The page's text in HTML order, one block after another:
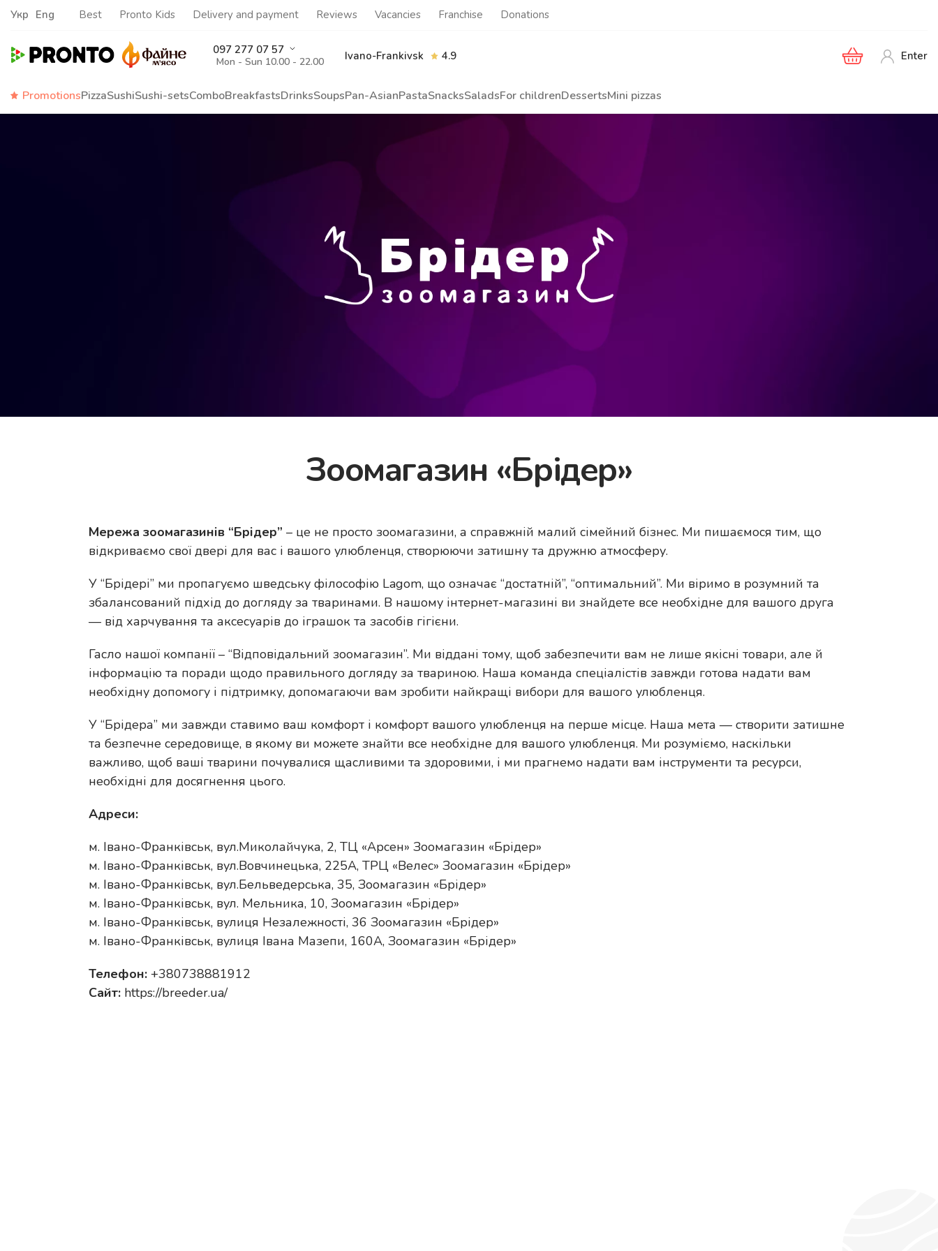
Укр Eng Best Pronto Kids Delivery and payment Reviews Vacancies Franchise Donations
097 277 07 57
Mon - Sun 10.00 - 22.00 Ivano-Frankivsk 4.9 Enter
PromotionsPizzaSushiSushi-setsComboBreakfastsDrinksSoupsPan-AsianPastaSnacksSaladsFor childrenDessertsMini pizzas
Зоомагазин «Брідер»
Мережа зоомагазинів “Брідер” – це не просто зоомагазини, а справжній малий сімейний бізнес. Ми пишаємося тим, що
відкриваємо свої двері для вас і вашого улюбленця, створюючи затишну та дружню атмосферу.
У “Брідері” ми пропагуємо шведську філософію Lagom, що означає “достатній”, “оптимальний”. Ми віримо в розумний та
збалансований підхід до догляду за тваринами. В нашому інтернет-магазині ви знайдете все необхідне для вашого друга
— від харчування та аксесуарів до іграшок та засобів гігієни.
Гасло нашої компанії – “Відповідальний зоомагазин”. Ми віддані тому, щоб забезпечити вам не лише якісні товари, але й
інформацію та поради щодо правильного догляду за твариною. Наша команда спеціалістів завжди готова надати вам
необхідну допомогу і підтримку, допомагаючи вам зробити найкращі вибори для вашого улюбленця.
У “Брідера” ми завжди ставимо ваш комфорт і комфорт вашого улюбленця на перше місце. Наша мета — створити затишне
та безпечне середовище, в якому ви можете знайти все необхідне для вашого улюбленця. Ми розуміємо, наскільки
важливо, щоб ваші тварини почувалися щасливими та здоровими, і ми прагнемо надати вам інструменти та ресурси,
необхідні для досягнення цього.
Адреси:
м. Івано-Франківськ, вул.Миколайчука, 2, ТЦ «Арсен» Зоомагазин «Брідер»
м. Івано-Франківськ, вул.Вовчинецька, 225А, ТРЦ «Велес» Зоомагазин «Брідер»
м. Івано-Франківськ, вул.Бельведерська, 35, Зоомагазин «Брідер»
м. Івано-Франківськ, вул. Мельника, 10, Зоомагазин «Брідер»
м. Івано-Франківськ, вулиця Незалежності, 36 Зоомагазин «Брідер»
м. Івано-Франківськ, вулиця Івана Мазепи, 160А, Зоомагазин «Брідер»
Телефон: +380738881912
Сайт: https://breeder.ua/